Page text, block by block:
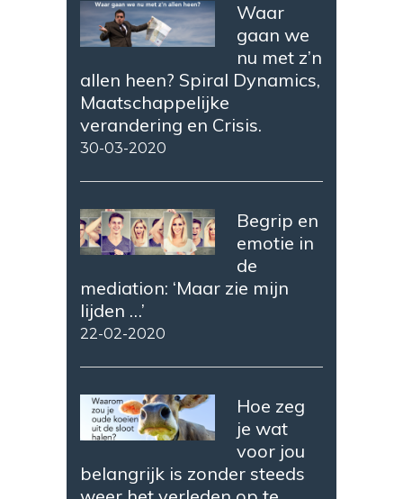
Waar
gaan we
nu met z’n
allen heen? Spiral Dynamics,
Maatschappelijke
verandering en Crisis.
30-03-2020
Begrip en
emotie in
de
mediation: ‘Maar zie mijn
lijden …’
22-02-2020
Hoe zeg
je wat
voor jou
belangrijk is zonder steeds